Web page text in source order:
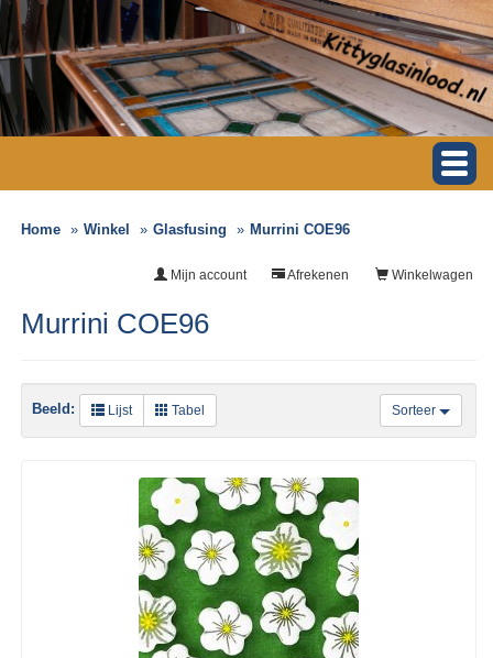
Home Winkel Glasfusing Murrini COE96
Winkelwagen
Afrekenen
Mijn account
Murrini COE96
Sorteer
Beeld: Lijst Tabel